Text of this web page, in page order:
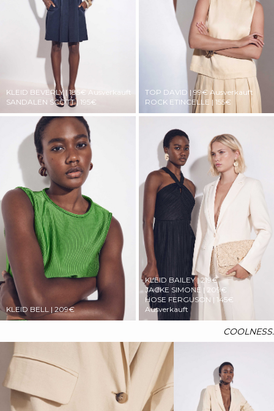
KLEID BEVERLY | 185€ Ausverkauft
SANDALEN SCOTT | 195€
TOP DAVID | 99€ Ausverkauft
ROCK ETINCELLE | 155€
KLEID BELL | 209€
KLEID BAILEY | 219€
JACKE SIMONE | 209€
HOSE FERGUSON | 145€
Ausverkauft
COOLNESS.